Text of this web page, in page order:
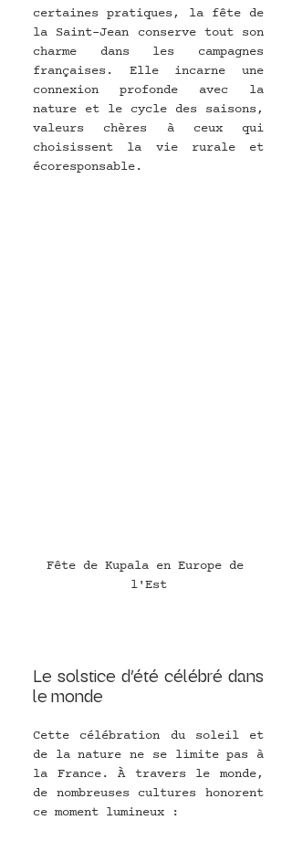
certaines pratiques, la fête de
la Saint-Jean conserve tout son
charme dans les campagnes
françaises. Elle incarne une
connexion profonde avec la
nature et le cycle des saisons,
valeurs chères à ceux qui
choisissent la vie rurale et
écoresponsable.
Fête de Kupala en Europe de
l'Est
Le solstice d’été célébré dans
le monde
Cette célébration du soleil et
de la nature ne se limite pas à
la France. À travers le monde,
de nombreuses cultures honorent
ce moment lumineux :